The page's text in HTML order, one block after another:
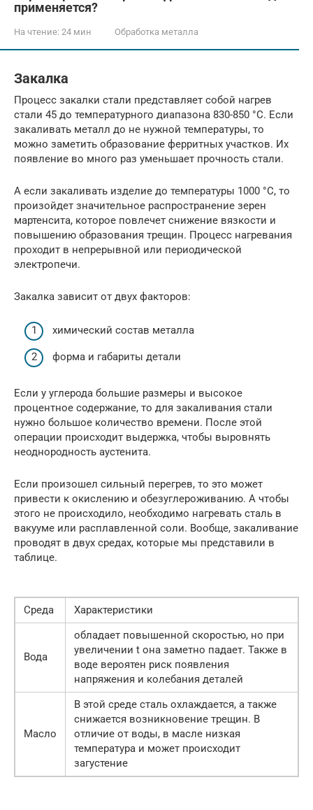
применяется?
На чтение: 24 мин Обработка металла
Закалка
Процесс закалки стали представляет собой нагрев
стали 45 до температурного диапазона 830-850 °C. Если
закаливать металл до не нужной температуры, то
можно заметить образование ферритных участков. Их
появление во много раз уменьшает прочность стали.
А если закаливать изделие до температуры 1000 °C, то
произойдет значительное распространение зерен
мартенсита, которое повлечет снижение вязкости и
повышению образования трещин. Процесс нагревания
проходит в непрерывной или периодической
электропечи.
Закалка зависит от двух факторов:
химический состав металла
форма и габариты детали
Если у углерода большие размеры и высокое
процентное содержание, то для закаливания стали
нужно большое количество времени. После этой
операции происходит выдержка, чтобы выровнять
неоднородность аустенита.
Если произошел сильный перегрев, то это может
привести к окислению и обезуглероживанию. А чтобы
этого не происходило, необходимо нагревать сталь в
вакууме или расплавленной соли. Вообще, закаливание
проводят в двух средах, которые мы представили в
таблице.
Среда Характеристики
Вода
обладает повышенной скоростью, но при
увеличении t она заметно падает. Также в
воде вероятен риск появления
напряжения и колебания деталей
Масло
В этой среде сталь охлаждается, а также
снижается возникновение трещин. В
отличие от воды, в масле низкая
температура и может происходит
загустение